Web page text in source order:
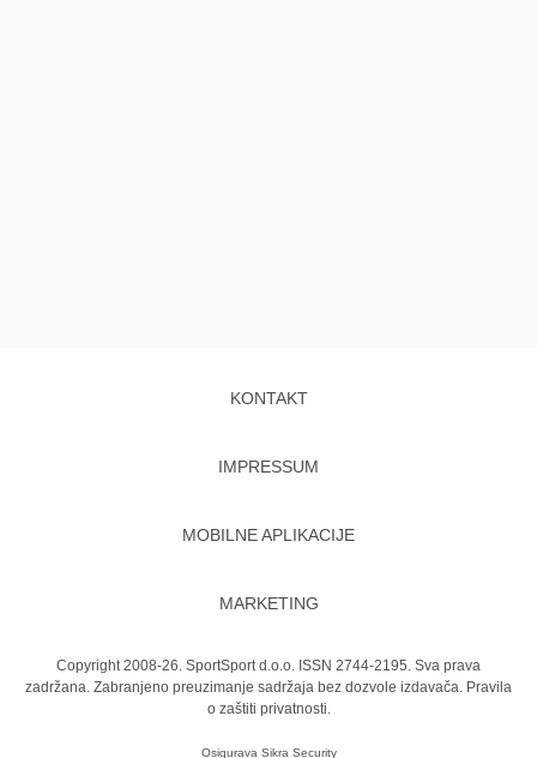
KONTAKT
IMPRESSUM
MOBILNE APLIKACIJE
MARKETING
Copyright 2008-26. SportSport d.o.o. ISSN 2744-2195. Sva prava
zadržana. Zabranjeno preuzimanje sadržaja bez dozvole izdavača. Pravila
o zaštiti privatnosti.
Osigurava Sikra Security